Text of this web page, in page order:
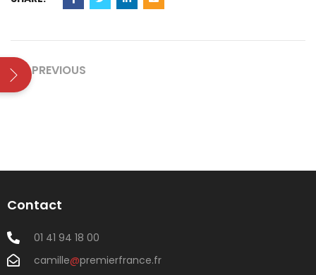
PREVIOUS
Contact
01 41 94 18 00
camille@premierfrance.fr